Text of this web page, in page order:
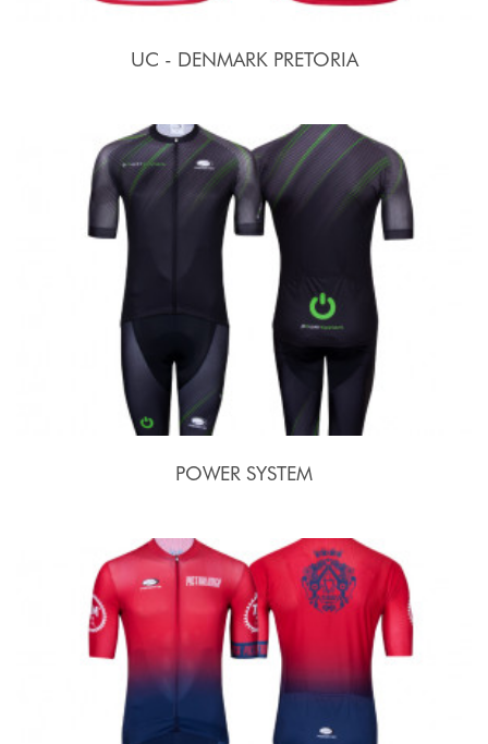
UC - DENMARK PRETORIA
POWER SYSTEM